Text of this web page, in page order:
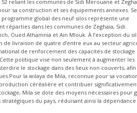
reliant les communes de Sidi Merouane et
sa construction et ses équipements annexes.
global des neuf silos représente une
réparties dans les communes de Zeghaia, Sidi
Oued Athamnia et Ain Mlouk. À l’exception du
livraison de quatre d’entre eux au secteur
de renforcement des capacités de stockage
politique vise non seulement à augmenter les
le stockage dans des lieux non couverts, afin
la wilaya de Mila, reconnue pour sa
céréalière et contribuer
Mila se dote des moyens nécessaires pour
du pays, réduisant ainsi la dépendance